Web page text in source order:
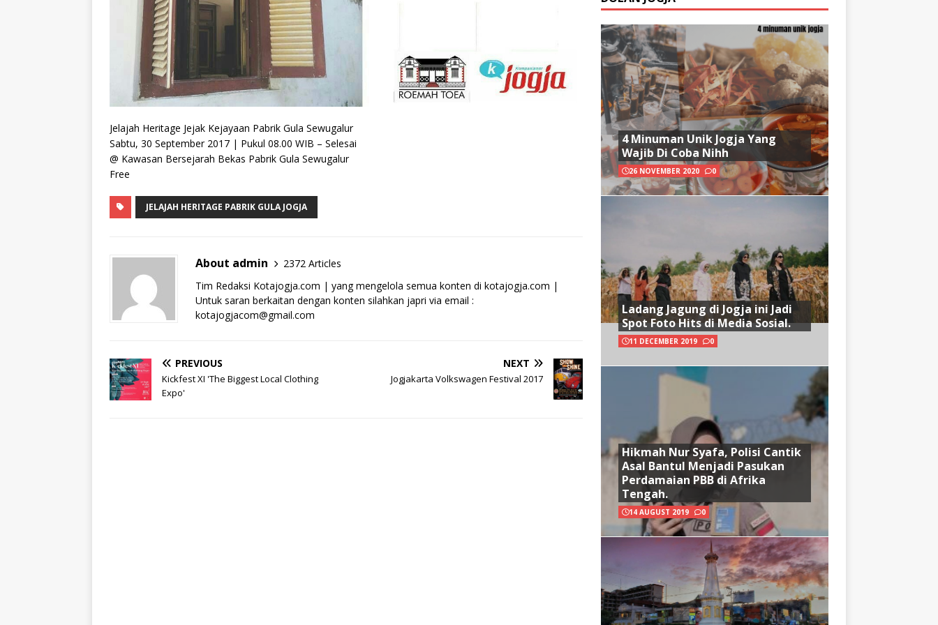
Jelajah Heritage Jejak Kejayaan Pabrik Gula Sewugalur
Sabtu, 30 September 2017 | Pukul 08.00 WIB – Selesai
@ Kawasan Bersejarah Bekas Pabrik Gula Sewugalur
Free
JELAJAH HERITAGE PABRIK GULA JOGJA
About admin
2372 Articles
Tim Redaksi Kotajogja.com | yang mengelola semua konten di kotajogja.com |
Untuk saran berkaitan dengan konten silahkan japri via email :
kotajogjacom@gmail.com
PREVIOUS
Kickfest XI 'The Biggest Local Clothing
Expo'
NEXT
Jogjakarta Volkswagen Festival 2017
4 Minuman Unik Jogja Yang
Wajib Di Coba Nihh
26 NOVEMBER 2020 0
Ladang Jagung di Jogja ini Jadi
Spot Foto Hits di Media Sosial.
11 DECEMBER 2019 0
Hikmah Nur Syafa, Polisi Cantik
Asal Bantul Menjadi Pasukan
Perdamaian PBB di Afrika
Tengah.
14 AUGUST 2019 0